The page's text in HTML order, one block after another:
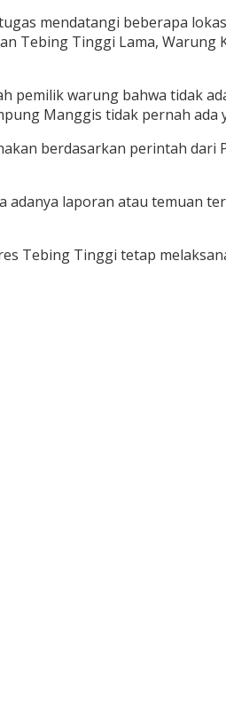
mendatangi beberapa
Tebing Tinggi Lama,
pemilik warung bahwa tidak
Manggis tidak pernah
berdasarkan perintah
adanya laporan atau temuan
Tebing Tinggi tetap